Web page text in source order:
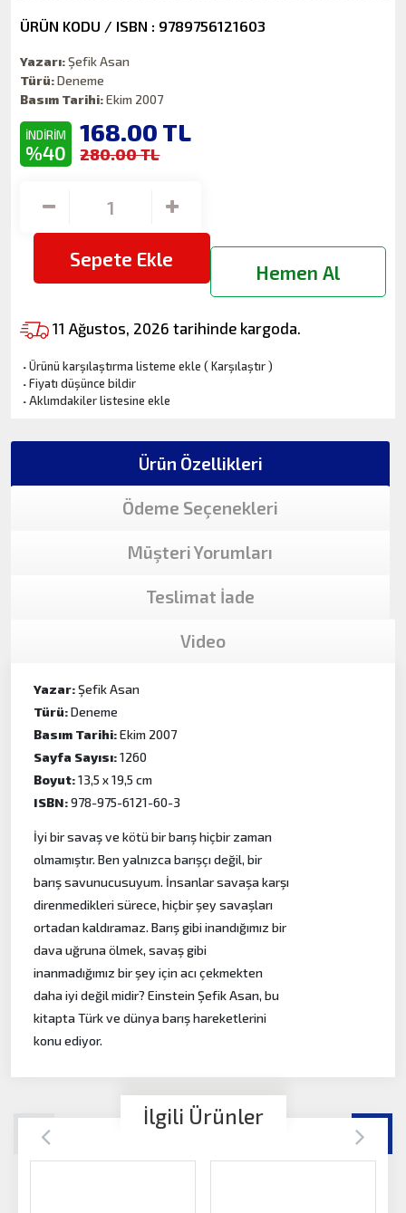
ÜRÜN KODU / ISBN : 9789756121603
Yazarı:Şefik Asan
Türü:Deneme
Basım Tarihi:Ekim 2007
İNDİRİM
%40
168.00 TL
280.00 TL
Sepete Ekle
Hemen Al
11 Ağustos, 2026 tarihinde kargoda.
·Ürünü karşılaştırma listeme ekle (Karşılaştır)
·Fiyatı düşünce bildir
·Aklımdakiler listesine ekle
Ürün Özellikleri
Ödeme Seçenekleri
Müşteri Yorumları
Teslimat İade
Video
Yazar:Şefik Asan
Türü:Deneme
Basım Tarihi:Ekim 2007
Sayfa Sayısı:1260
Boyut:13,5 x 19,5 cm
ISBN:978-975-6121-60-3
İyi bir savaş ve kötü bir barış hiçbir zaman
olmamıştır. Ben yalnızca barışçı değil, bir
barış savunucusuyum. İnsanlar savaşa karşı
direnmedikleri sürece, hiçbir şey savaşları
ortadan kaldıramaz. Barış gibi inandığımız bir
dava uğruna ölmek, savaş gibi
inanmadığımız bir şey için acı çekmekten
daha iyi değil midir? Einstein Şefik Asan, bu
kitapta Türk ve dünya barış hareketlerini
konu ediyor.
İlgili Ürünler